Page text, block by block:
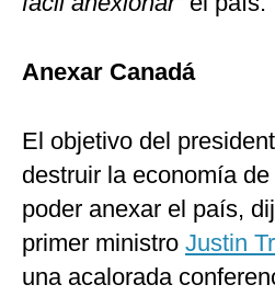
Anexar Canadá
El objetivo del
destruir la economía
poder anexar el país,
primer ministro Justin
una acalorada